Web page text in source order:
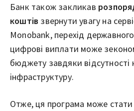
Банк також закликав
коштів звернути увагу на
Monobank, перехід
цифрові виплати може
бюджету завдяки відсутності
інфраструктуру.
Отже, ця програма може